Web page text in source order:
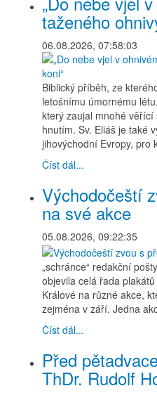
taženého
06.08.2026, 07:58:03
Biblický příběh, ze
letošnímu úmornému
který zaujal mnohé
hnutím. Sv. Eliáš je také
jihovýchodní Evropy,
Číst dál...
Východočeští
na své akce
05.08.2026, 09:22:35
„schránce“ redakční
objevila celá řada
Králové na různé akce,
zejména v září. Jedna
Číst dál...
Před
ThDr. Rudolf